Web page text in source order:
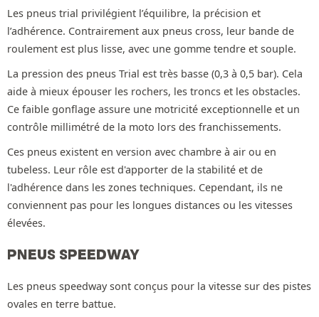
Les pneus trial privilégient l’équilibre, la précision et
l’adhérence. Contrairement aux pneus cross, leur bande de
roulement est plus lisse, avec une gomme tendre et souple.
La pression des pneus Trial est très basse (0,3 à 0,5 bar). Cela
aide à mieux épouser les rochers, les troncs et les obstacles.
Ce faible gonflage assure une motricité exceptionnelle et un
contrôle millimétré de la moto lors des franchissements.
Ces pneus existent en version avec chambre à air ou en
tubeless. Leur rôle est d'apporter de la stabilité et de
l'adhérence dans les zones techniques. Cependant, ils ne
conviennent pas pour les longues distances ou les vitesses
élevées.
PNEUS SPEEDWAY
Les pneus speedway sont conçus pour la vitesse sur des pistes
ovales en terre battue.